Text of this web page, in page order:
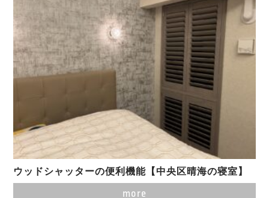
ウッドシャッターの便利機能【中央区晴海の寝室】
more